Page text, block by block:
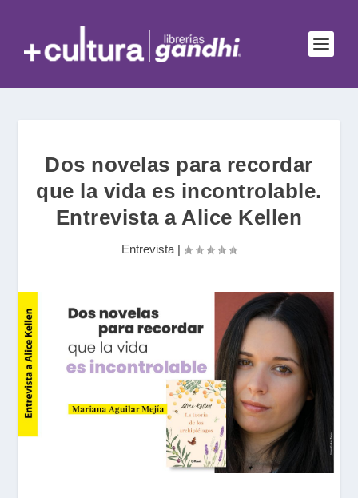
Dos novelas para recordar
que la vida es incontrolable.
Entrevista a Alice Kellen
Entrevista |